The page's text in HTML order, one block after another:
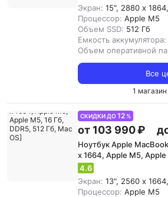
Экран: 15", 2880 x
Процессор: Apple M5
Объем SSD: 512 Гб
Емкость аккумулятора:
Объем оперативной
Все
1 магазин
СКИДКИ ДО12 %
от 103 990 ₽
Ноутбук Apple
x 1664, Apple M5, Apple
Гб, Mac OS]
4.6
Экран: 13", 2560 x
Процессор: Apple M5